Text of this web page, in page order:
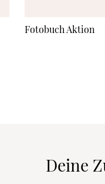
Fotobuch Aktion
Deine